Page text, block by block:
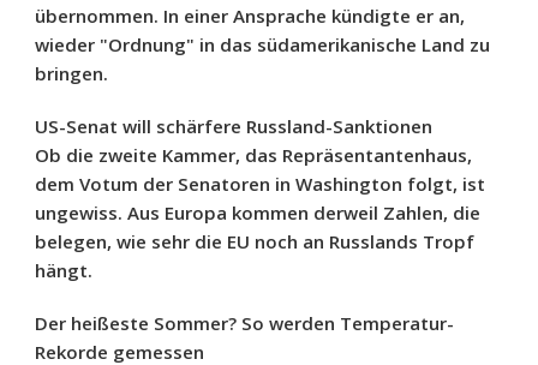
übernommen. In einer Ansprache kündigte er an,
wieder "Ordnung" in das südamerikanische Land zu
bringen.
US-Senat will schärfere Russland-Sanktionen
Ob die zweite Kammer, das Repräsentantenhaus,
dem Votum der Senatoren in Washington folgt, ist
ungewiss. Aus Europa kommen derweil Zahlen, die
belegen, wie sehr die EU noch an Russlands Tropf
hängt.
Der heißeste Sommer? So werden Temperatur-
Rekorde gemessen